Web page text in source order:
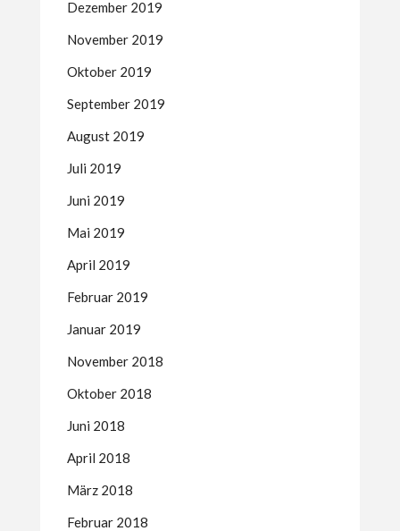
Dezember 2019
November 2019
Oktober 2019
September 2019
August 2019
Juli 2019
Juni 2019
Mai 2019
April 2019
Februar 2019
Januar 2019
November 2018
Oktober 2018
Juni 2018
April 2018
März 2018
Februar 2018